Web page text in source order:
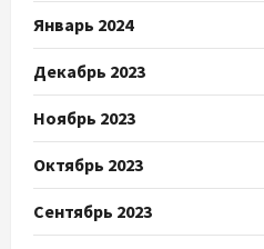
Январь 2024
Декабрь 2023
Ноябрь 2023
Октябрь 2023
Сентябрь 2023